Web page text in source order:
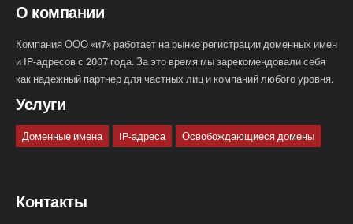
О компании
Компания ООО «и7» работает на рынке регистрации доменных имен
и IP-адресов с 2007 года. За это время мы зарекомендовали себя
как надежный партнер для частных лиц и компаний любого уровня.
Услуги
Доменные имена IP-адреса Освобождающиеся домены
Контакты